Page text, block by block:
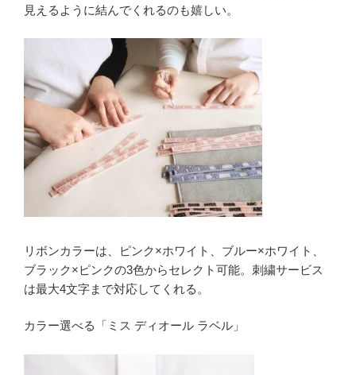
見えるように結んでくれるのも嬉しい。
リボンカラーは、ピンク×ホワイト、ブルー×ホワイト、
ブラック×ピンクの3色からセレクト可能。刺繍サービス
は最大4文字まで対応してくれる。
カラー選べる「ミス ディオール ラベル」